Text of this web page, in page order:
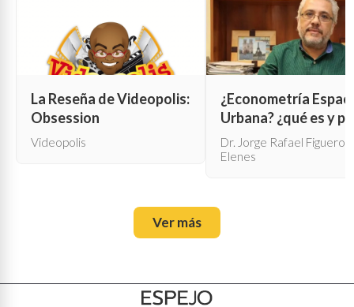
La Reseña de Videopolis:
Obsession
Videopolis
¿Econometría
Urbana? ¿qué es y
qué sirve?
Dr. Jorge Rafael Figueroa
Elenes
Ver más